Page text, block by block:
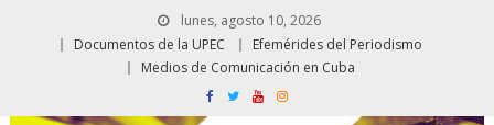
lunes, agosto 10, 2026
Documentos de la UPEC
Efemérides del Periodismo
Medios de Comunicación en Cuba